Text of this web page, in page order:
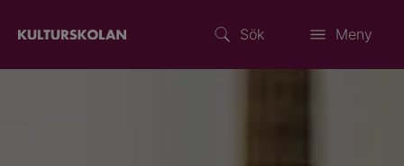
Sök Meny